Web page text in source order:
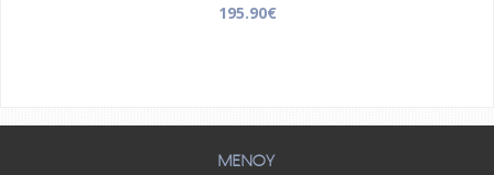
195.90€
ΜΕΝΟΥ